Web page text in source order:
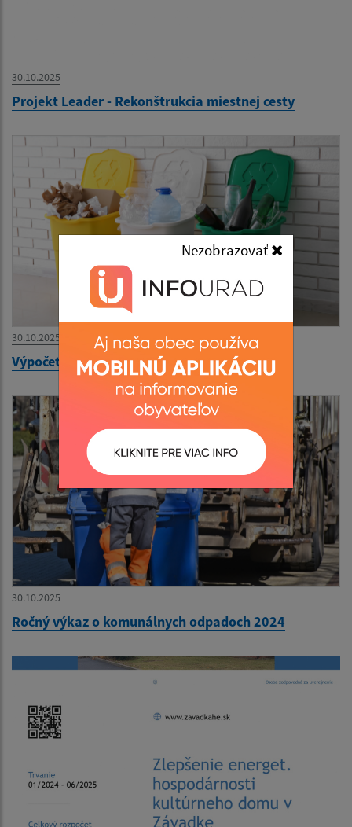
Nezobrazovať
30.10.2025
Projekt Leader - Rekonštrukcia miestnej cesty
30.10.2025
Výpočet vytriedenia odpadov v obci
30.10.2025
Ročný výkaz o komunálnych odpadoch 2024